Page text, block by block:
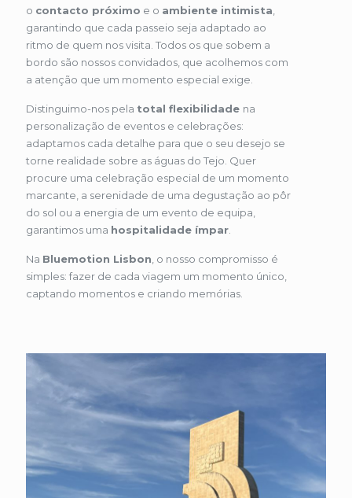
o contacto próximo e o ambiente intimista
garantindo que cada passeio seja adaptado ao
ritmo de quem nos visita. Todos os que sobem a
bordo são nossos convidados, que acolhemos com
a atenção que um momento especial exige.
Distinguimo-nos pela total flexibilidade na
personalização de eventos e celebrações:
adaptamos cada detalhe para que o seu desejo se
torne realidade sobre as águas do Tejo. Quer
procure uma celebração especial de um momento
marcante, a serenidade de uma degustação ao pôr
do sol ou a energia de um evento de equipa,
garantimos uma hospitalidade ímpar
Na Bluemotion Lisbon , o nosso compromisso é
simples: fazer de cada viagem um momento único,
captando momentos e criando memórias.